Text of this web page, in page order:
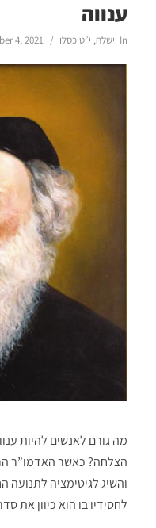
ענווה
In וישלח, י״ט כסלו 4, 2021
מה גורם לאנשים להיות
הצלחה? כאשר האדמו”ר
והשיג לגיטימציה
לחסידיו בו הוא כיוון את